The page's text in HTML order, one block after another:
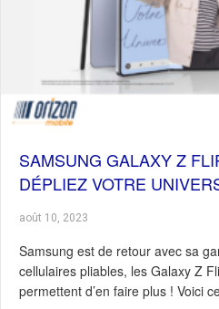
SAMSUNG GALAXY Z
DÉPLIEZ VOTRE
août 10, 2023
Samsung est de retour avec sa
cellulaires pliables, les Galaxy Z
permettent d’en faire plus ! Voici